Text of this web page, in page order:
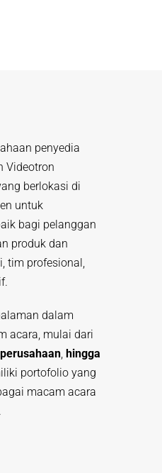
penyedia
Videotron
berlokasi di
untuk
bagi pelanggan
produk dan
tim profesional,
dalam
acara, mulai dari
, hingga
portofolio yang
macam acara